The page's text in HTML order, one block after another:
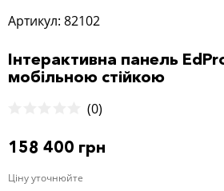
Артикул: 82102
Інтерактивна панель
мобільною стійкою
(0)
158 400 грн
Ціну уточнюйте